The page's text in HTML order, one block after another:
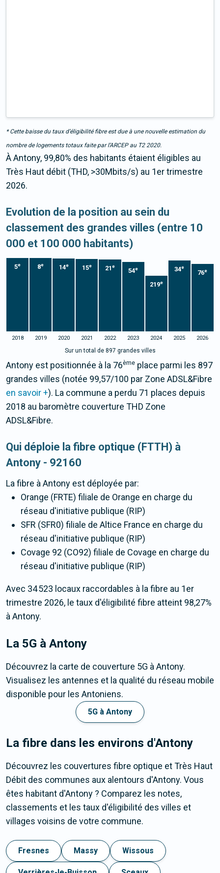
* Cette baisse du taux d’éligibilité fibre est due à une nouvelle estimation du
nombre de logements totaux faite par l’ARCEP au T2 2020.
À Antony, 99,80% des habitants étaient éligibles au
Très Haut débit (THD, >30Mbits/s) au 1er trimestre
2026.
Evolution de la position au sein du
classement des grandes villes (entre 10
000 et 100 000 habitants)
5e 8e 14e 15e 21 e
54e
219e
34e
76e
2018 2019 2020 2021 2022 2023 2024 2025 2026
Sur un total de 897 grandes villes
Antony est positionnée à la 76ème place parmi les 897
grandes villes (notée 99,57/100 par Zone ADSL&Fibre
en savoir +). La commune a perdu 71 places depuis
2018 au baromètre couverture THD Zone
ADSL&Fibre.
Qui déploie la fibre optique (FTTH) à
Antony - 92160
La fibre à Antony est déployée par:
Orange (FRTE) filiale de Orange en charge du
réseau d'initiative publique (RIP)
SFR (SFR0) filiale de Altice France en charge du
réseau d'initiative publique (RIP)
Covage 92 (CO92) filiale de Covage en charge du
réseau d'initiative publique (RIP)
Avec 34 523 locaux raccordables à la fibre au 1er
trimestre 2026, le taux d'éligibilité fibre atteint 98,27%
à Antony.
La 5G à Antony
Découvrez la carte de couverture 5G à Antony.
Visualisez les antennes et la qualité du réseau mobile
disponible pour les Antoniens.
5G à Antony
La fibre dans les environs d'Antony
Découvrez les couvertures fibre optique et Très Haut
Débit des communes aux alentours d'Antony. Vous
êtes habitant d'Antony ? Comparez les notes,
classements et les taux d'éligibilité des villes et
villages voisins de votre commune.
Fresnes Massy Wissous